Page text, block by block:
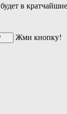
в кратчайшие
Жми кнопку!